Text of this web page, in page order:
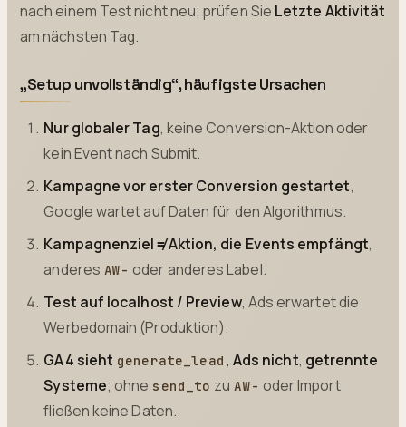
nach einem Test nicht neu; prüfen Sie Letzte Aktivität
am nächsten Tag.
„Setup unvollständig“, häufigste Ursachen
Nur globaler Tag, keine Conversion-Aktion oder
kein Event nach Submit.
Kampagne vor erster Conversion gestartet,
Google wartet auf Daten für den Algorithmus.
Kampagnenziel ≠ Aktion, die Events empfängt,
anderes AW- oder anderes Label.
Test auf localhost / Preview, Ads erwartet die
Werbedomain (Produktion).
GA4 sieht generate_lead , Ads nicht, getrennte
Systeme; ohne send_to zu AW- oder Import
fließen keine Daten.